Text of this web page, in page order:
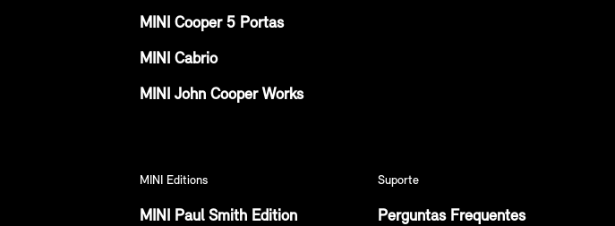
MINI Cooper 5 Portas
MINI Cabrio
MINI John Cooper Works
MINI Editions
MINI Paul Smith Edition
Suporte
Perguntas Frequentes